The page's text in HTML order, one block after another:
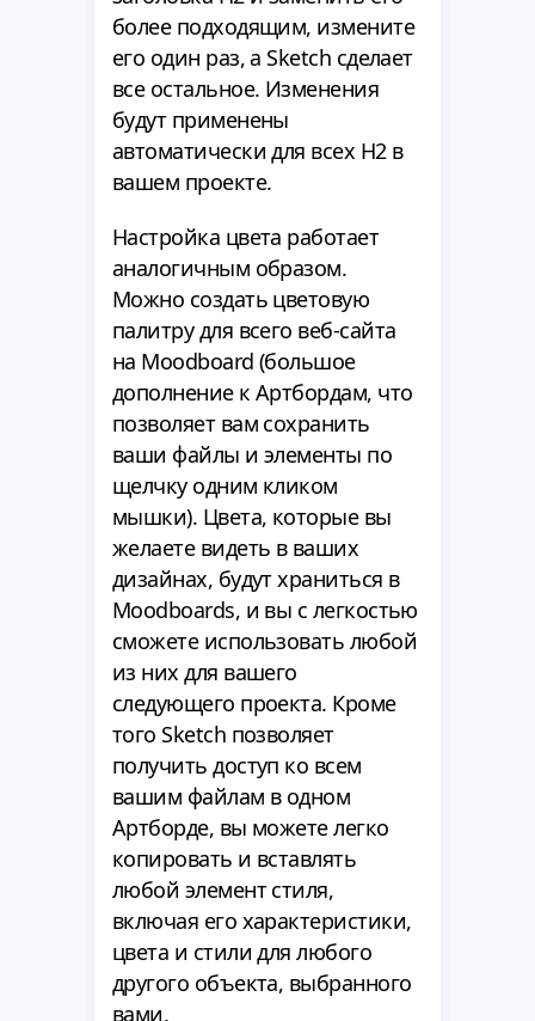
более подходящим, измените
его один раз, а Sketch сделает
все остальное. Изменения
будут применены
автоматически для всех H2 в
вашем проекте.
Настройка цвета работает
аналогичным образом.
Можно создать цветовую
палитру для всего веб-сайта
на Moodboard (большое
дополнение к Артбордам, что
позволяет вам сохранить
ваши файлы и элементы по
щелчку одним кликом
мышки). Цвета, которые вы
желаете видеть в ваших
дизайнах, будут храниться в
Moodboards, и вы с легкостью
сможете использовать любой
из них для вашего
следующего проекта. Кроме
того Sketch позволяет
получить доступ ко всем
вашим файлам в одном
Артборде, вы можете легко
копировать и вставлять
любой элемент стиля,
включая его характеристики,
цвета и стили для любого
другого объекта, выбранного
вами.